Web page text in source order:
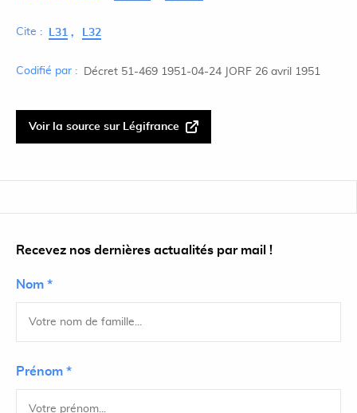
Cite : L31 L32
Codifié par : Décret 51-469 1951-04-24 JORF 26 avril 1951
Voir la source sur Légifrance
Recevez nos dernières actualités par mail !
Nom *
Prénom *